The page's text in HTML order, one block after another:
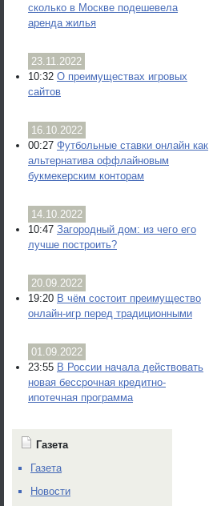
сколько в Москве подешевела
аренда жилья
23.11.2022
10:32 О преимуществах игровых
сайтов
16.10.2022
00:27 Футбольные ставки онлайн как
альтернатива оффлайновым
букмекерским конторам
14.10.2022
10:47 Загородный дом: из чего его
лучше построить?
20.09.2022
19:20 В чём состоит преимущество
онлайн-игр перед традиционными
01.09.2022
23:55 В России начала действовать
новая бессрочная кредитно-
ипотечная программа
Газета
Газета
Новости